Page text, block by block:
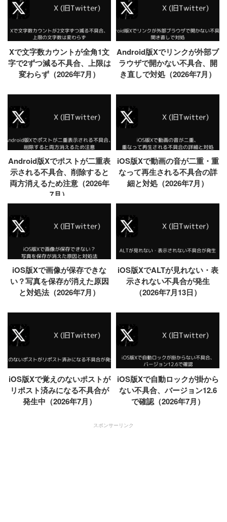
Xで文字数カウントが全角1文
字で2ずつ減る不具合、上限は
変わらず（2026年7月）
Android版Xでリンクが外部ブ
ラウザで開かない不具合、開
き直しで対処（2026年7月）
Android版Xでポストが二重表
示される不具合、削除すると
両方消えるため注意（2026年
7月）
iOS版Xで動画の音が二重・重
なって再生される不具合の詳
細と対処（2026年7月）
iOS版Xで画像が保存できな
い？写真を保存が消えた原因
と対処法（2026年7月）
iOS版XでALTが見れない・表
示されない不具合が発生
（2026年7月13日）
iOS版Xで覚えのないポストが
リポスト済みになる不具合が
発生中（2026年7月）
iOS版Xで自動ロックが掛から
ない不具合、バージョン12.6
で確認（2026年7月）
スポンサーリンク